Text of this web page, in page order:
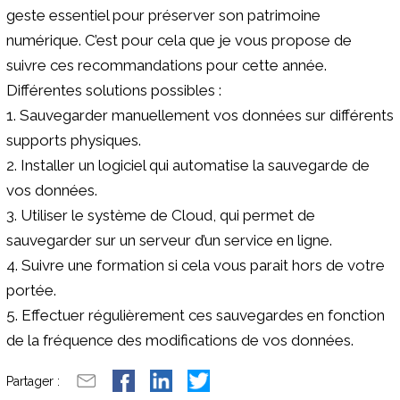
geste essentiel pour préserver son patrimoine
numérique. C’est pour cela que je vous propose de
suivre ces recommandations pour cette année.
Différentes solutions possibles :
1. Sauvegarder manuellement vos données sur différents
supports physiques.
2. Installer un logiciel qui automatise la sauvegarde de
vos données.
3. Utiliser le système de Cloud, qui permet de
sauvegarder sur un serveur d’un service en ligne.
4. Suivre une formation si cela vous parait hors de votre
portée.
5. Effectuer régulièrement ces sauvegardes en fonction
de la fréquence des modifications de vos données.
Partager :